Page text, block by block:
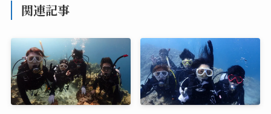
関連記事